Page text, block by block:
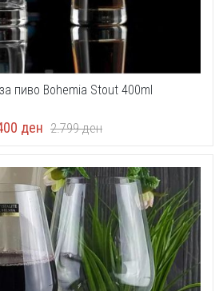
пиво Bohemia Stout 400ml
ден 2.799ден